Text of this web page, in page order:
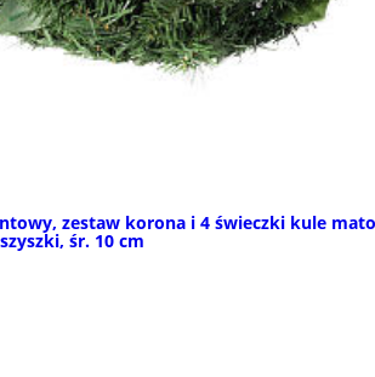
zestaw korona i 4 świeczki kule
śr. 10 cm